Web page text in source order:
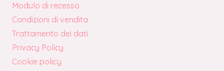
Modulo di recesso
Condizioni di vendita
Trattamento dei dati
Privacy Policy
Cookie policy